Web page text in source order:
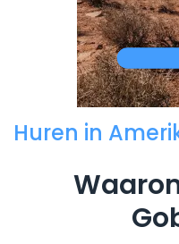
Huren in